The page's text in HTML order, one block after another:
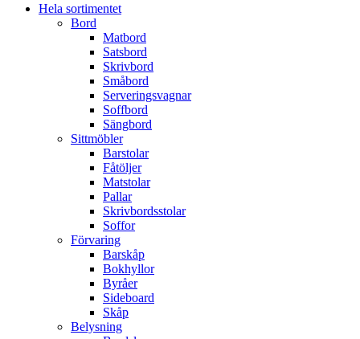
Hela sortimentet
Bord
Matbord
Satsbord
Skrivbord
Småbord
Serveringsvagnar
Soffbord
Sängbord
Sittmöbler
Barstolar
Fåtöljer
Matstolar
Pallar
Skrivbordsstolar
Soffor
Förvaring
Barskåp
Bokhyllor
Byråer
Sideboard
Skåp
Belysning